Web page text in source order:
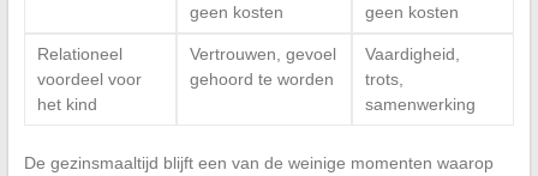
geen kosten
geen kosten
Relationeel
voordeel voor
het kind
Vertrouwen, gevoel
gehoord te worden
Vaardigheid,
trots,
samenwerking
De gezinsmaaltijd blijft een van de weinige momenten waarop